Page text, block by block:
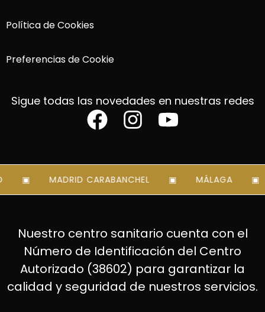
Política de Cookies
Preferencias de Cookie
Sigue todas las novedades en nuestras redes
MADRID CARABANCHEL MÁLAGA
Nuestro centro sanitario cuenta con el
Número de Identificación del Centro
Autorizado (38602) para garantizar la
calidad y seguridad de nuestros servicios.